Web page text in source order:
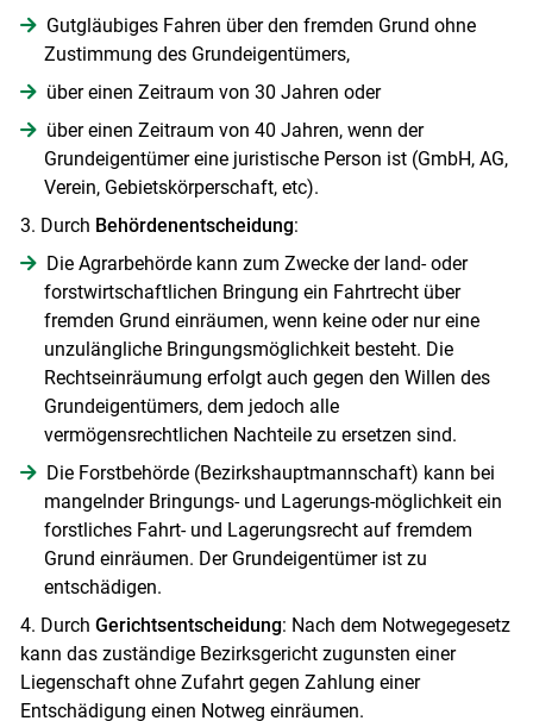
Skip to main content
Gutgläubiges Fahren über den fremden Grund ohne
Zustimmung des Grundeigentümers,
über einen Zeitraum von 30 Jahren oder
über einen Zeitraum von 40 Jahren, wenn der
Grundeigentümer eine juristische Person ist (GmbH, AG,
Verein, Gebietskörperschaft, etc).
3. Durch Behördenentscheidung:
Die Agrarbehörde kann zum Zwecke der land- oder
forstwirtschaftlichen Bringung ein Fahrtrecht über
fremden Grund einräumen, wenn keine oder nur eine
unzulängliche Bringungsmöglichkeit besteht. Die
Rechtseinräumung erfolgt auch gegen den Willen des
Grundeigentümers, dem jedoch alle
vermögensrechtlichen Nachteile zu ersetzen sind.
Die Forstbehörde (Bezirkshauptmannschaft) kann bei
mangelnder Bringungs- und Lagerungs-möglichkeit ein
forstliches Fahrt- und Lagerungsrecht auf fremdem
Grund einräumen. Der Grundeigentümer ist zu
entschädigen.
4. Durch Gerichtsentscheidung: Nach dem Notwegegesetz
kann das zuständige Bezirksgericht zugunsten einer
Liegenschaft ohne Zufahrt gegen Zahlung einer
Entschädigung einen Notweg einräumen.